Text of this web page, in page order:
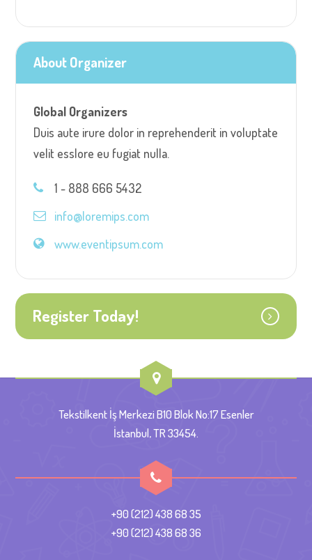
About Organizer
Global Organizers
Duis aute irure dolor in reprehenderit in voluptate
velit esslore eu fugiat nulla.
1 - 888 666 5432
info@loremips.com
www.eventipsum.com
Register Today!
Tekstilkent İş Merkezi B10 Blok No:17 Esenler
İstanbul, TR 33454.
+90 (212) 438 68 35
+90 (212) 438 68 36